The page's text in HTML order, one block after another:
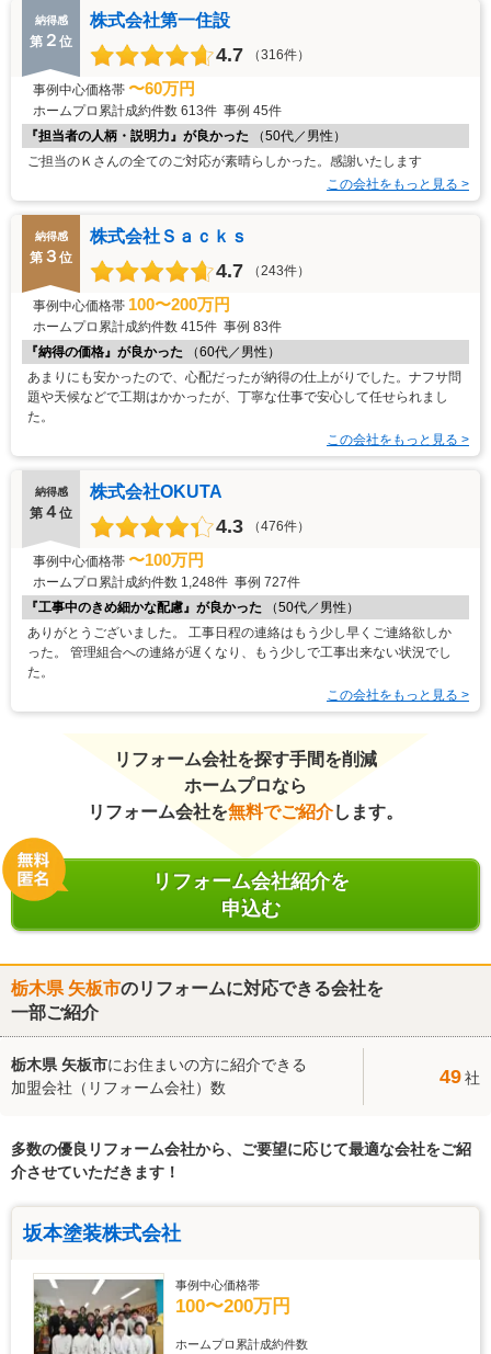
納得感
第 ２ 位
株式会社第一住設
4.7 （316件）
事例中心価格帯 〜60万円
ホームプロ累計成約件数 613件 事例 45件
『担当者の人柄・説明力』が良かった
（50代／男性）
ご担当のＫさんの全てのご対応が素晴らしかった。感謝いたします
この会社をもっと見る >
納得感
第 ３ 位
株式会社Ｓａｃｋｓ
4.7 （243件）
事例中心価格帯 100〜200万円
ホームプロ累計成約件数 415件 事例 83件
『納得の価格』が良かった
（60代／男性）
あまりにも安かったので、心配だったが納得の仕上がりでした。ナフサ問
題や天候などで工期はかかったが、丁寧な仕事で安心して任せられまし
た。
この会社をもっと見る >
納得感
第 ４ 位
株式会社OKUTA
4.3 （476件）
事例中心価格帯 〜100万円
ホームプロ累計成約件数 1,248件 事例 727件
『工事中のきめ細かな配慮』が良かった
（50代／男性）
ありがとうございました。 工事日程の連絡はもう少し早くご連絡欲しか
った。 管理組合への連絡が遅くなり、もう少しで工事出来ない状況でし
た。
この会社をもっと見る >
リフォーム会社を探す手間を削減
ホームプロなら
リフォーム会社を無料でご紹介します。
リフォーム会社紹介を
申込む
栃木県 矢板市のリフォームに対応できる会社を
一部ご紹介
栃木県 矢板市にお住まいの方に紹介できる
加盟会社（リフォーム会社）数
49社
多数の優良リフォーム会社から、ご要望に応じて最適な会社をご紹
介させていただきます！
坂本塗装株式会社
事例中心価格帯
100〜200万円
ホームプロ累計成約件数